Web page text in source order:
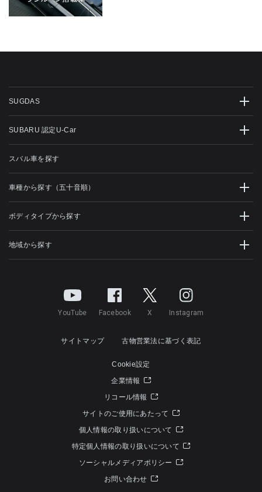
SUGDAS
SUBARU 認定U-Car
スバル車を探す
車種から探す（五十音順）
ボディタイプから探す
地域から探す
YouTube Facebook X Instagram
サイトマップ 古物営業法に基づく表記
Cookie設定
企業情報
リコール情報
サイトのご使用にあたって
個人情報の取り扱いについて
特定個人情報の取り扱いについて
ソーシャルメディアポリシー
お問い合わせ